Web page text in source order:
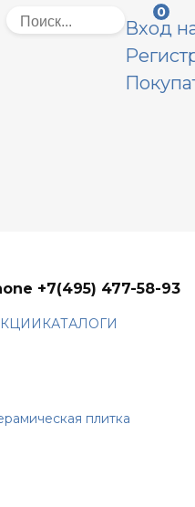
Вход
0
КАТАЛОГИ
+7(495) 477-58-93
плитка